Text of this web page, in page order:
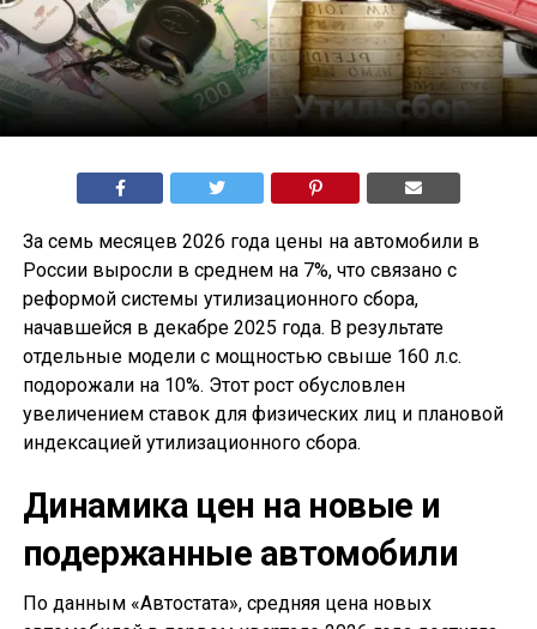
За семь месяцев 2026 года цены на автомобили в
России выросли в среднем на 7%, что связано с
реформой системы утилизационного сбора,
начавшейся в декабре 2025 года. В результате
отдельные модели с мощностью свыше 160 л.с.
подорожали на 10%. Этот рост обусловлен
увеличением ставок для физических лиц и плановой
индексацией утилизационного сбора.
Динамика цен на новые и
подержанные автомобили
По данным «Автостата», средняя цена новых